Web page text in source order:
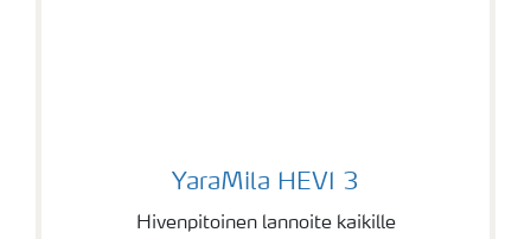
YaraMila HEVI 3
YaraMila HEVI 3
Hivenpitoinen lannoite kaikille